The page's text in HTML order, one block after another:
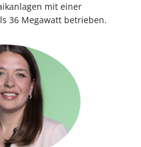
mit einer
36 Megawatt betrieben.